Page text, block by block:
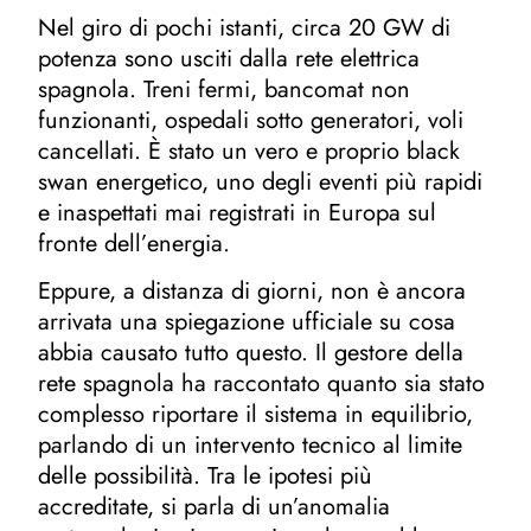
Nel giro di pochi istanti, circa 20 GW di
potenza sono usciti dalla rete elettrica
spagnola. Treni fermi, bancomat non
funzionanti, ospedali sotto generatori, voli
cancellati. È stato un vero e proprio black
swan energetico, uno degli eventi più rapidi
e inaspettati mai registrati in Europa sul
fronte dell’energia.
Eppure, a distanza di giorni, non è ancora
arrivata una spiegazione ufficiale su cosa
abbia causato tutto questo. Il gestore della
rete spagnola ha raccontato quanto sia stato
complesso riportare il sistema in equilibrio,
parlando di un intervento tecnico al limite
delle possibilità. Tra le ipotesi più
accreditate, si parla di un’anomalia